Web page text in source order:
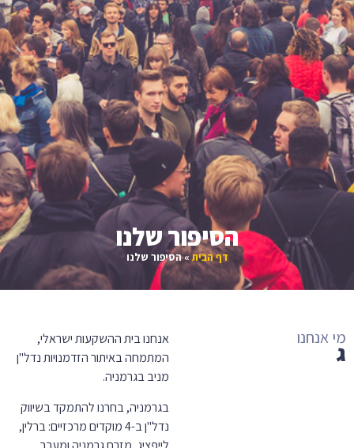
הסיפור שלנו
דף הבית»הסיפור שלנו
מי אנחנו
ג רמנ
אנחנו בית ההשקעות ישראלי,
המתמחה באיתור הזדמנויות נדל"ן
מניב בגרמניה.
בגרמניה, בחרנו להתמקד בשיווק
נדל"ן ב-4 מוקדים מרכזיים: ברלין,